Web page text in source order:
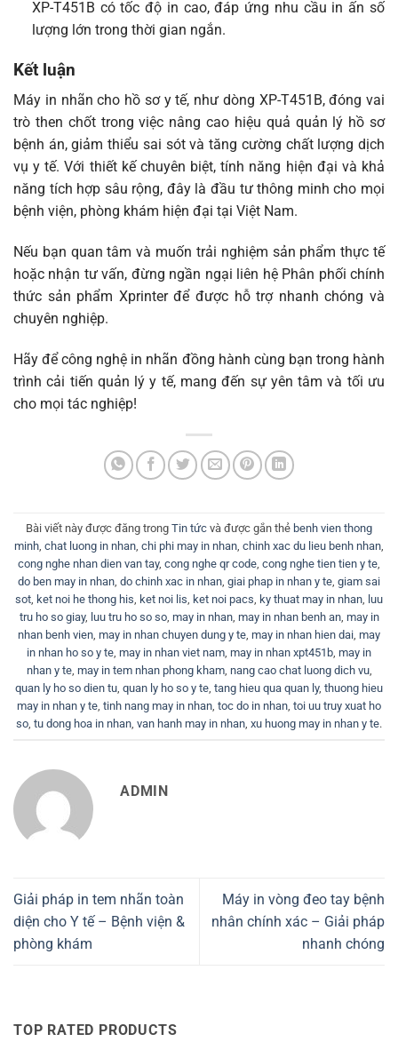
XP-T451B có tốc độ in cao, đáp ứng nhu cầu in ấn số
lượng lớn trong thời gian ngắn.
Kết luận
Máy in nhãn cho hồ sơ y tế, như dòng XP-T451B, đóng vai
trò then chốt trong việc nâng cao hiệu quả quản lý hồ sơ
bệnh án, giảm thiểu sai sót và tăng cường chất lượng dịch
vụ y tế. Với thiết kế chuyên biệt, tính năng hiện đại và khả
năng tích hợp sâu rộng, đây là đầu tư thông minh cho mọi
bệnh viện, phòng khám hiện đại tại Việt Nam.
Nếu bạn quan tâm và muốn trải nghiệm sản phẩm thực tế
hoặc nhận tư vấn, đừng ngần ngại liên hệ Phân phối chính
thức sản phẩm Xprinterđể được hỗ trợ nhanh chóng và
chuyên nghiệp.
Hãy để công nghệ in nhãn đồng hành cùng bạn trong hành
trình cải tiến quản lý y tế, mang đến sự yên tâm và tối ưu
cho mọi tác nghiệp!
Bài viết này được đăng trong Tin tức và được gắn thẻ benh vien thong
minh chat luong in nhan chi phi may in nhan chinh xac du lieu benh nhan
cong nghe nhan dien van tay, cong nghe qr code cong nghe tien tien y te
do ben may in nhan do chinh xac in nhan giai phap in nhan y te giam sai
sot ket noi he thong his ket noi lis ket noi pacs ky thuat may in nhan luu
tru ho so giay, luu tru ho so so, may in nhan, may in nhan benh an, may in
nhan benh vien may in nhan chuyen dung y te may in nhan hien dai may
in nhan ho so y te may in nhan viet nam may in nhan xpt451b may in
nhan y te, may in tem nhan phong kham, nang cao chat luong dich vu,
quan ly ho so dien tu quan ly ho so y te tang hieu qua quan ly, thuong hieu
may in nhan y te tinh nang may in nhan toc do in nhan toi uu truy xuat ho
so tu dong hoa in nhan van hanh may in nhan xu huong may in nhan y te.
ADMIN
Giải pháp in tem nhãn toàn
diện cho Y tế – Bệnh viện &
phòng khám
Máy in vòng đeo tay bệnh
nhân chính xác – Giải pháp
nhanh chóng
TOP RATED PRODUCTS